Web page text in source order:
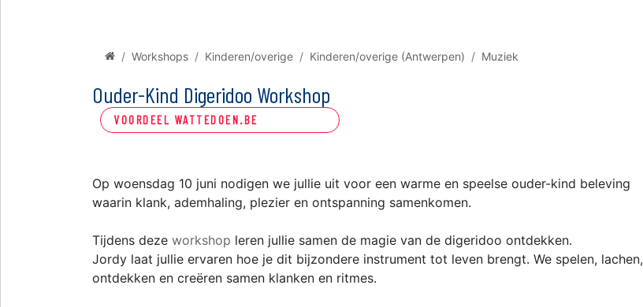
Workshops Kinderen/overige Kinderen/overige (Antwerpen) Muziek
Ouder-Kind Digeridoo Workshop
VOORDEEL WATTEDOEN.BE
Op woensdag 10 juni nodigen we jullie uit voor een warme en speelse ouder-kind beleving
waarin klank, ademhaling, plezier en ontspanning samenkomen.
Tijdens deze workshop leren jullie samen de magie van de digeridoo ontdekken.
Jordy laat jullie ervaren hoe je dit bijzondere instrument tot leven brengt. We spelen, lachen,
ontdekken en creëren samen klanken en ritmes.